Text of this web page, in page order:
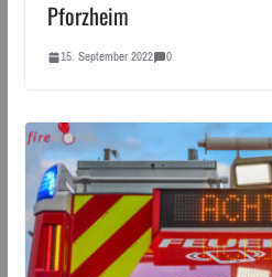
Pforzheim
15. September 2022 0